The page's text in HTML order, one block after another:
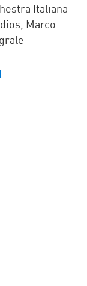
Italiana
Marco